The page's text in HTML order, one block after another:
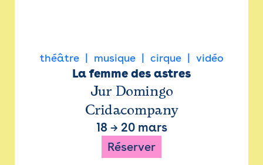
théâtre musique cirque vidéo
La femme des astres
Jur Domingo
Cridacompany
18 → 20 mars
Réserver